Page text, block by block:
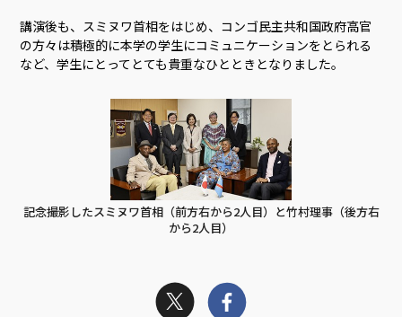
講演後も、スミヌワ首相をはじめ、コンゴ民主共和国政府高官
の方々は積極的に本学の学生にコミュニケーションをとられる
など、学生にとってとても貴重なひとときとなりました。
記念撮影したスミヌワ首相（前方右から2人目）と竹村理事（後方右
から2人目）